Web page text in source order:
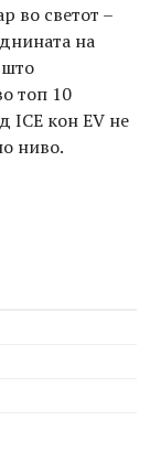
во светот –
на
што
топ 10
ICE кон EV не
ниво.